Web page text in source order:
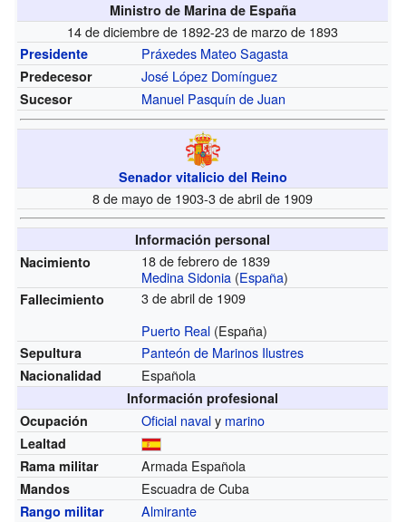
Ministro de Marina de España
14 de diciembre de 1892-23 de marzo de 1893
Presidente Práxedes Mateo Sagasta
Predecesor José López Domínguez
Sucesor Manuel Pasquín de Juan
Senador vitalicio del Reino
8 de mayo de 1903-3 de abril de 1909
Información personal
Nacimiento
18 de febrero de 1839
Medina Sidonia (España)
Fallecimiento
3 de abril de 1909
Puerto Real (España)
Sepultura Panteón de Marinos Ilustres
Nacionalidad Española
Información profesional
Ocupación
Oficial navaly marino
Lealtad
Rama militar
Armada Española
Mandos Escuadra de Cuba
Rango militar Almirante